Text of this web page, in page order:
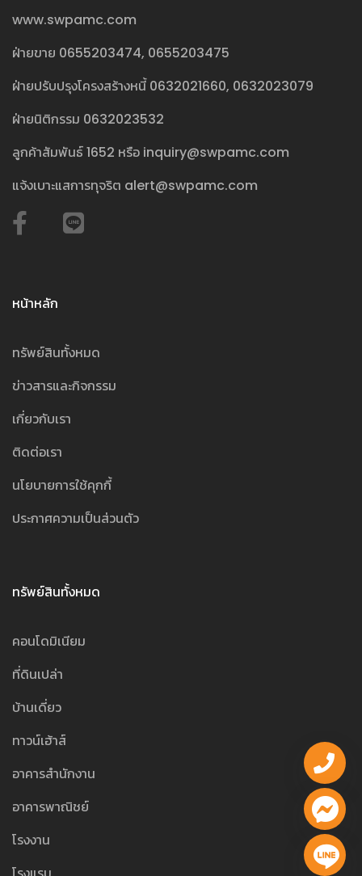
www.swpamc.com
ฝ่ายขาย 0655203474, 0655203475
ฝ่ายปรับปรุงโครงสร้างหนี้ 0632021660, 0632023079
ฝ่ายนิติกรรม 0632023532
ลูกค้าสัมพันธ์1652 หรือ inquiry@swpamc.com
แจ้งเบาะแสการทุจริต alert@swpamc.com
หน้าหลัก
ทรัพย์สินทั้งหมด
ข่าวสารและกิจกรรม
เกี่ยวกับเรา
ติดต่อเรา
นโยบายการใช้คุกกี้
ประกาศความเป็นส่วนตัว
ทรัพย์สินทั้งหมด
คอนโดมิเนียม
ที่ดินเปล่า
บ้านเดี่ยว
ทาวน์เฮ้าส์
อาคารสำนักงาน
อาคารพาณิชย์
โรงงาน